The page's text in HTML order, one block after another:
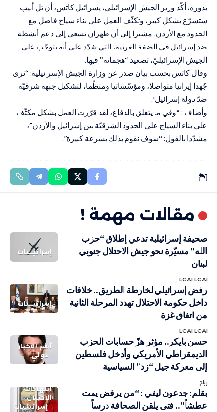
بدوره، أكّد وزير الجيش الإسرائيلي، يسرائيل كاتس، أن تل أبيب
ستسرّع بشكل كبير، وتكثّف العمل على بناء سياج فاصل مع
الحدود مع الأردن، مشيرا إلى أن طهران تسعى إلى دعم أنشطة
ضد إسرائيل في الضفة الغربية، التي شدّد على أنه يتوجّب على
الجيش الإسرائيليّ، تصعيد “هجماته” فيها.
وقال كاتس بحسب بيان صدر عن وزارة الجيش الإسرائيلية: “نرى
جُهدا إيرانيا متواصلا، ومؤسّساتيا ومنظّما، لتشكيل جبهة شرقيّة
ضدّ دولة إسرائيل”.
وأضاف : “وفي ما يتعلق بالدفاع، لقد قرّرت العمل بشكل مكثّف
على بناء السياج على الحدود الشرقيّة بين إسرائيل والأردن”،
مشدّدا بالقول: “سوف نقوم بذلك بسرعة كبيرة”.
مقالات مهمة !
إسرائيليات
صحيفة إسرائيلية تدعي إطلاق “حزب
الله” مسيّرة نحو جيش الاحتلال جنوبي
لبنان
LOAI LOAI
إسرائيليات
رفض إسرائيلي لخارطة الطريق.. خلافات
داخل حكومة الاحتلال تهدد المرحلة الثانية
من اتفاق غزة
LOAI LOAI
أهم الاخبار
دولي
حسن بايكر.. مؤثر هزّ حسابات الحزب
الديمقراطي الأمريكي وأدخل فلسطين
إلى معركة جيل “زد” السياسية
رباح
انتهاكات
الاحتلال
إسرائيليات
بقلم: جدعون ليفي : “من يرفض يمت
عطشاً”.. فتى يلقن الصحافة درساً